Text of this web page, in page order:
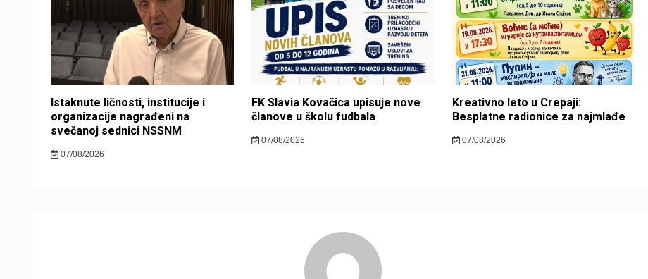
Istaknute ličnosti, institucije i
organizacije nagrađeni na
svečanoj sednici NSSNM
07/08/2026
FK Slavia Kovačica upisuje nove
članove u školu fudbala
07/08/2026
Kreativno leto u Crepaji:
Besplatne radionice za najmlađe
07/08/2026